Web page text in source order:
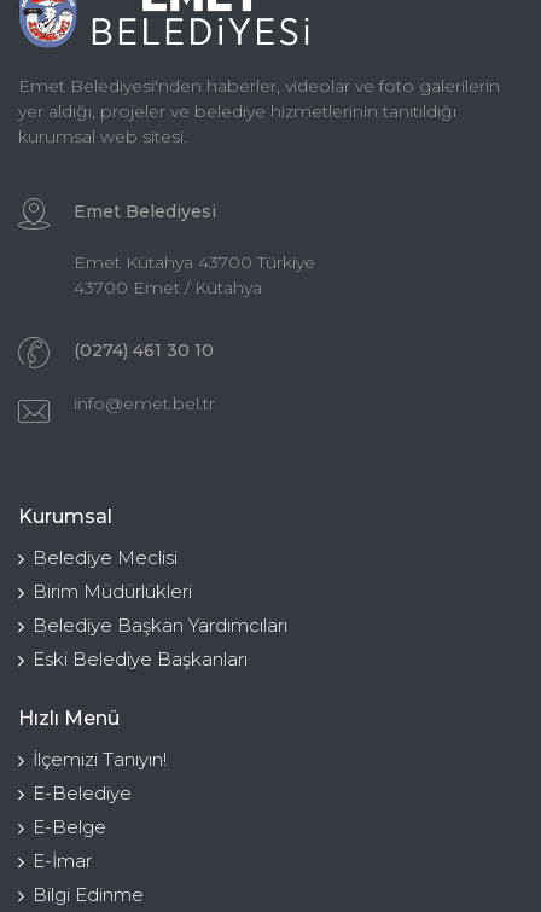
Emet Belediyesi'nden haberler, videolar ve foto galerilerin
yer aldığı, projeler ve belediye hizmetlerinin tanıtıldığı
kurumsal web sitesi.
Emet Belediyesi
Emet Kütahya 43700 Türkiye
43700 Emet / Kütahya
(0274) 461 30 10
info@emet.bel.tr
Kurumsal
Belediye Meclisi
Birim Müdürlükleri
Belediye Başkan Yardımcıları
Eski Belediye Başkanları
Hızlı Menü
İlçemizi Tanıyın!
E-Belediye
E-Belge
E-İmar
Bilgi Edinme